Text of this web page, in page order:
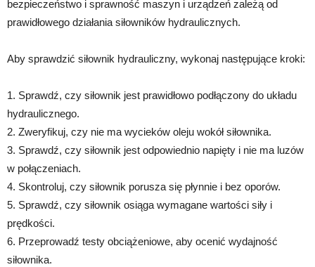
bezpieczeństwo i sprawność maszyn i urządzeń zależą od
prawidłowego działania siłowników hydraulicznych.
Aby sprawdzić siłownik hydrauliczny, wykonaj następujące kroki:
1. Sprawdź, czy siłownik jest prawidłowo podłączony do układu
hydraulicznego.
2. Zweryfikuj, czy nie ma wycieków oleju wokół siłownika.
3. Sprawdź, czy siłownik jest odpowiednio napięty i nie ma luzów
w połączeniach.
4. Skontroluj, czy siłownik porusza się płynnie i bez oporów.
5. Sprawdź, czy siłownik osiąga wymagane wartości siły i
prędkości.
6. Przeprowadź testy obciążeniowe, aby ocenić wydajność
siłownika.